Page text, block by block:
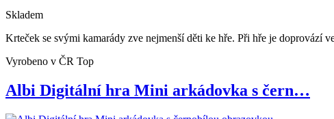
Skladem
Krteček se svými kamarády zve nejmenší děti ke hře. Při hře je doprovází
Vyrobeno v ČR Top
Albi Digitální hra Mini arkádovka s čern…